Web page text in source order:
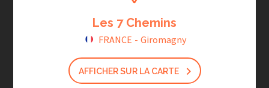
Les 7 Chemins
FRANCE - Giromagny
AFFICHER SUR LA CARTE